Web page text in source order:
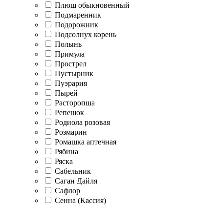
Плющ обыкновенный
Подмаренник
Подорожник
Подсолнух корень
Полынь
Примула
Прострел
Пустырник
Пуэрария
Пырей
Расторопша
Репешок
Родиола розовая
Розмарин
Ромашка аптечная
Рябина
Ряска
Сабельник
Саган Дайля
Сафлор
Сенна (Кассия)